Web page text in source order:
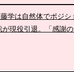
学は自然体でポジシ
現役引退。「感謝の